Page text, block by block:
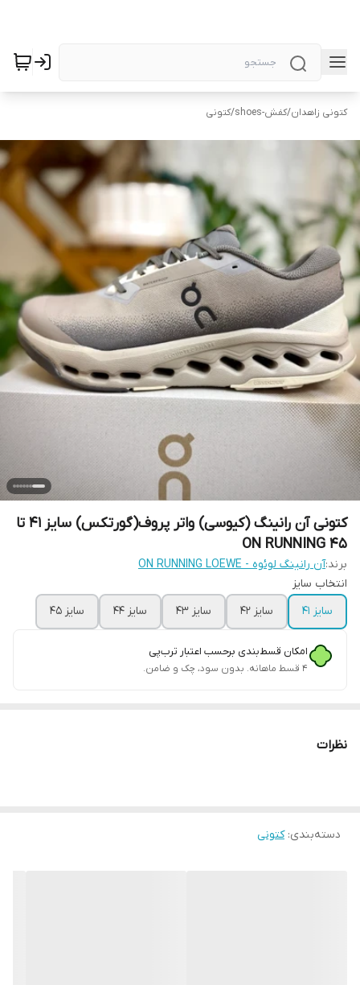
کتونی زاهدان/کفش-shoes /کتونی
کتونی آن رانینگ (کیوسی) واتر پروف(گورتکس) سایز 41 تا
45 ON RUNNING
برند:آن رانینگ لوئوه - ON RUNNING LOEWE
انتخاب سایز
سایز 41
سایز 42 سایز 43 سایز 44 سایز 45
امکان قسط‌بندی برحسب اعتبار ترب‌پی
۴ قسط ماهانه. بدون سود، چک و ضامن.
نظرات
دسته‌بندی:کتونی